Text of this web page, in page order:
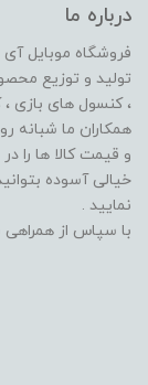
درباره ما
، کنسول های بازی ،
همکاران ما شبانه
و قیمت کالا ها را
خیالی آسوده
نمایید .
با سپاس از همراهی